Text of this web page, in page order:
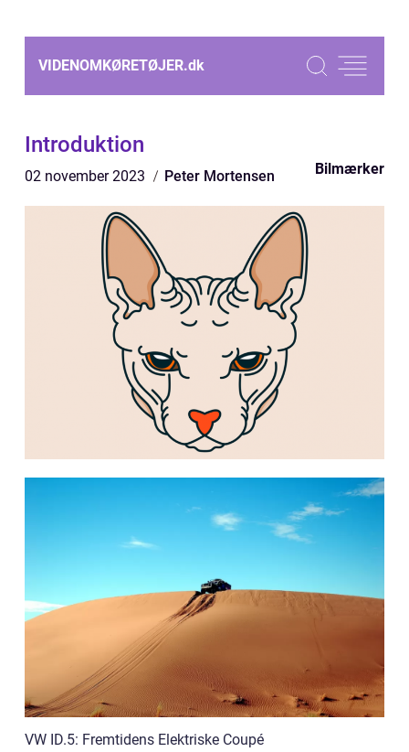
VIDENOMKØRETØJER.dk
Introduktion
02 november 2023 Peter Mortensen Bilmærker
VW ID.5: Fremtidens Elektriske Coupé